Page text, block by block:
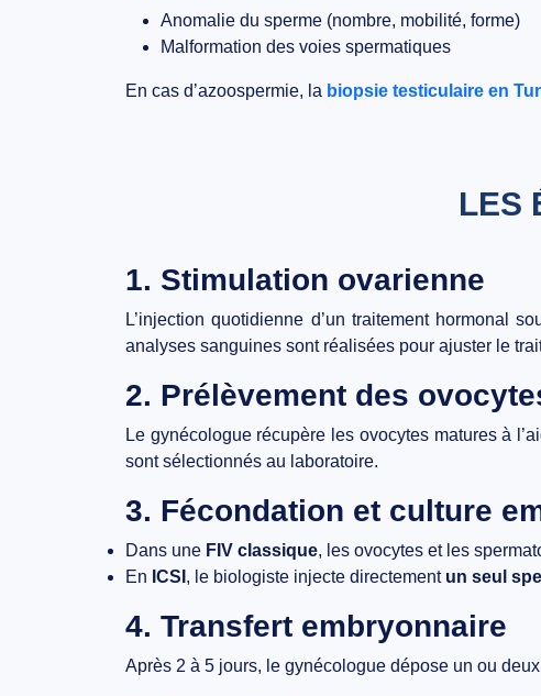
Anomalie du sperme (nombre, mobilité, forme)
Malformation des voies spermatiques
En cas d’azoospermie, la biopsie testiculaire en
LES
1. Stimulation ovarienne
L’injection quotidienne d’un traitement hormonal
analyses sanguines sont réalisées pour ajuster le
2. Prélèvement des
Le gynécologue récupère les ovocytes matures à
sont sélectionnés au laboratoire.
3. Fécondation et culture
Dans une FIV classique, les ovocytes et les
En ICSI , le biologiste injecte directement un seul
4. Transfert embryonnaire
Après 2 à 5 jours, le gynécologue dépose un ou